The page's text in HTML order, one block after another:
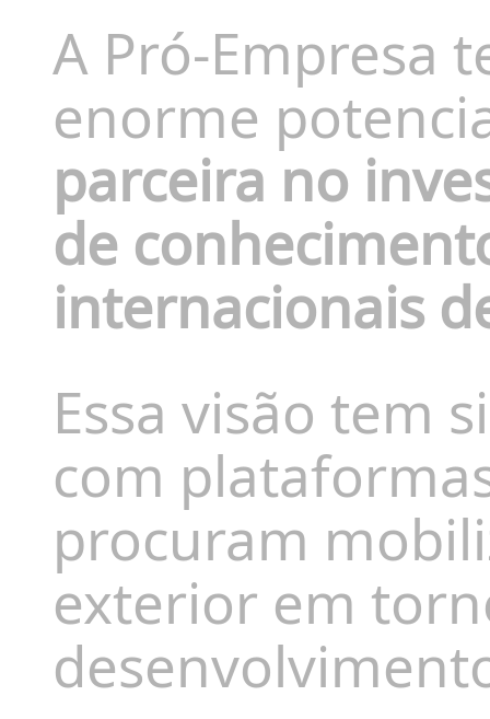
A Pró-Empresa
enorme
parceira no
de
internacionais
Essa visão tem
com
procuram
exterior em